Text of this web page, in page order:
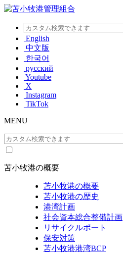
English
中文版
한국어
русский
Youtube
X
Instagram
TikTok
MENU
苫小牧港の概要
苫小牧港の概要
苫小牧港の歴史
港湾計画
社会資本総合整備計画
リサイクルポート
保安対策
苫小牧港港湾BCP